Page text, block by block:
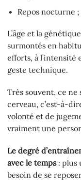
Repos nocturne ;
L’âge et la
surmontés en
efforts, à l’intensité
geste technique.
Très souvent, ce ne
cerveau, c’est-à-
volonté et de
vraiment une
Le degré
avec le temps : plus
besoin de se